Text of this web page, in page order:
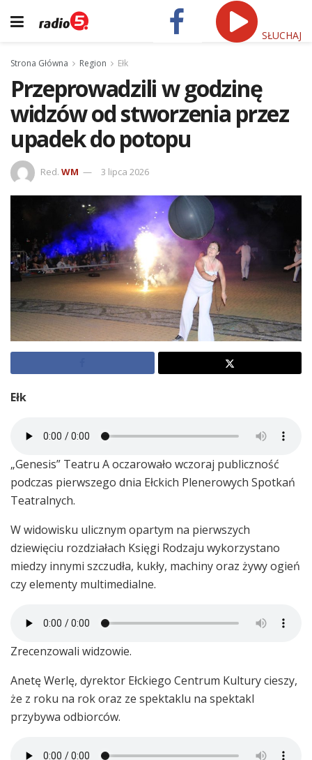
SŁUCHAJ
Strona Główna Region Ełk
Przeprowadzili w godzinę
widzów od stworzenia przez
upadek do potopu
Red. WM 3 lipca 2026
Ełk
„Genesis” Teatru A oczarowało wczoraj publiczność
podczas pierwszego dnia Ełckich Plenerowych Spotkań
Teatralnych.
W widowisku ulicznym opartym na pierwszych
dziewięciu rozdziałach Księgi Rodzaju wykorzystano
miedzy innymi szczudła, kukły, machiny oraz żywy ogień
czy elementy multimedialne.
Zrecenzowali widzowie.
Anetę Werlę, dyrektor Ełckiego Centrum Kultury cieszy,
że z roku na rok oraz ze spektaklu na spektakl
przybywa odbiorców.